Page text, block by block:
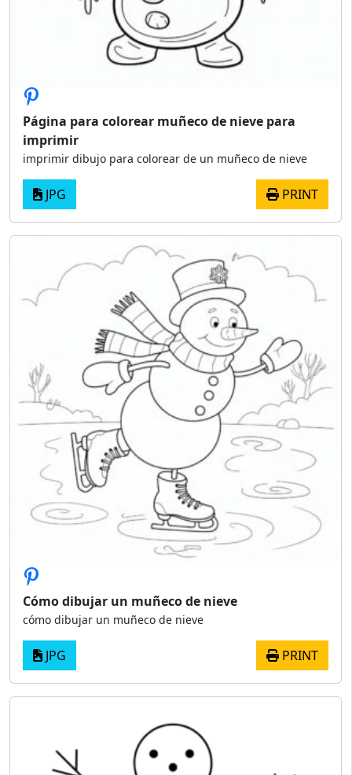
Página para colorear muñeco de nieve para
imprimir
imprimir dibujo para colorear de un muñeco de nieve
JPG PRINT
Cómo dibujar un muñeco de nieve
cómo dibujar un muñeco de nieve
JPG PRINT